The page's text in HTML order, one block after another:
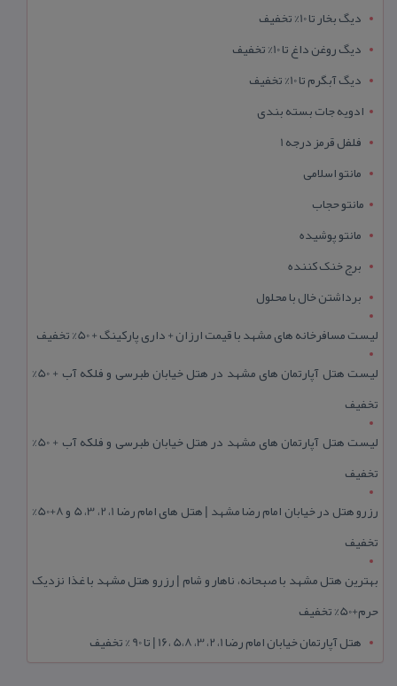
دیگ بخار تا 10% تخفیف
دیگ روغن داغ تا 10% تخفیف
دیگ آبگرم تا 10% تخفیف
ادویه جات بسته بندی
فلفل قرمز درجه 1
مانتو اسلامی
مانتو حجاب
مانتو پوشیده
برج خنک کننده
برداشتن خال با محلول
لیست مسافرخانه های مشهد با قیمت ارزان + داری پارکینگ + 50% تخفیف
لیست هتل آپارتمان های مشهد در هتل خیابان طبرسی و فلکه آب + 50%
تخفیف
لیست هتل آپارتمان های مشهد در هتل خیابان طبرسی و فلکه آب + 50%
تخفیف
رزرو هتل در خیابان امام رضا مشهد | هتل‌ های امام رضا 1، 2، 3، 5 و 8+50%
تخفیف
بهترین هتل مشهد با صبحانه، ناهار و شام | رزرو هتل مشهد با غذا نزدیک
حرم+50% تخفیف
هتل آپارتمان خیابان امام رضا 1، 2، 3، 5،8 ،16 | تا 90 % تخفیف